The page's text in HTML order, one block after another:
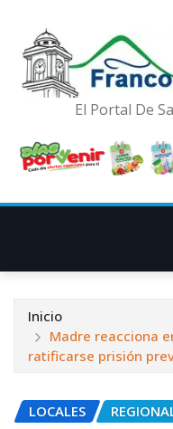
El Portal De
Inicio
Madre reacciona
ratificarse prisión
LOCALES